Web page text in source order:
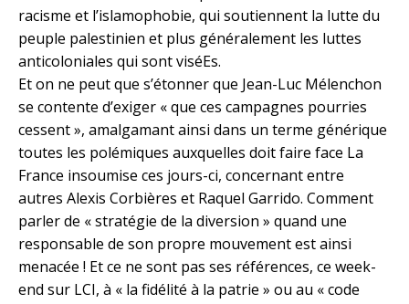
racisme et l’islamophobie, qui soutiennent la lutte du
peuple palestinien et plus généralement les luttes
anticoloniales qui sont viséEs.
Et on ne peut que s’étonner que Jean-Luc Mélenchon
se contente d’exiger « que ces campagnes pourries
cessent », amalgamant ainsi dans un terme générique
toutes les polémiques auxquelles doit faire face La
France insoumise ces jours-ci, concernant entre
autres Alexis Corbières et Raquel Garrido. Comment
parler de « stratégie de la diversion » quand une
responsable de son propre mouvement est ainsi
menacée ! Et ce ne sont pas ses références, ce week-
end sur LCI, à « la fidélité à la patrie » ou au « code